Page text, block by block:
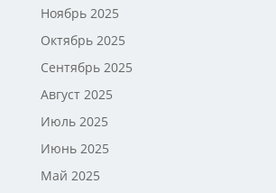
Ноябрь 2025
Октябрь 2025
Сентябрь 2025
Август 2025
Июль 2025
Июнь 2025
Май 2025